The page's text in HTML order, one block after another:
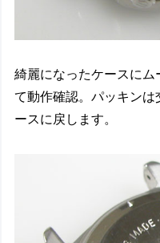
綺麗になったケースに
て動作確認。パッキン
ースに戻します。